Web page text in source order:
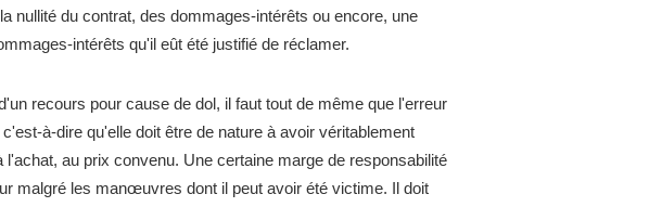
nullité du contrat, des dommages-intérêts ou encore, une
intérêts qu'il eût été justifié de réclamer.
recours pour cause de dol, il faut tout de même que l'erreur
à-dire qu'elle doit être de nature à avoir véritablement
au prix convenu. Une certaine marge de responsabilité
malgré les manœuvres dont il peut avoir été victime. Il doit